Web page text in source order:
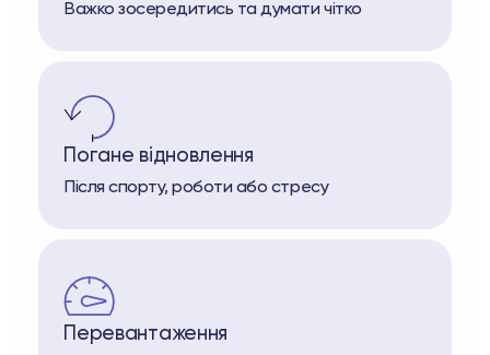
Важко зосередитись та думати чітко
Погане відновлення
Після спорту, роботи або стресу
Перевантаження